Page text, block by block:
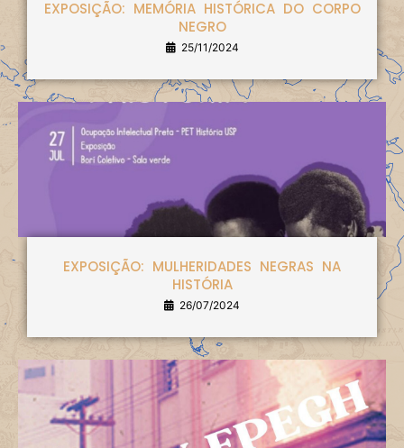
EXPOSIÇÃO: MEMÓRIA HISTÓRICA DO CORPO
NEGRO
25/11/2024
EXPOSIÇÃO: MULHERIDADES NEGRAS NA
HISTÓRIA
26/07/2024